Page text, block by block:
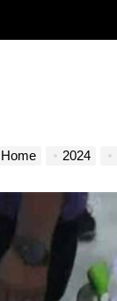
Home 2024